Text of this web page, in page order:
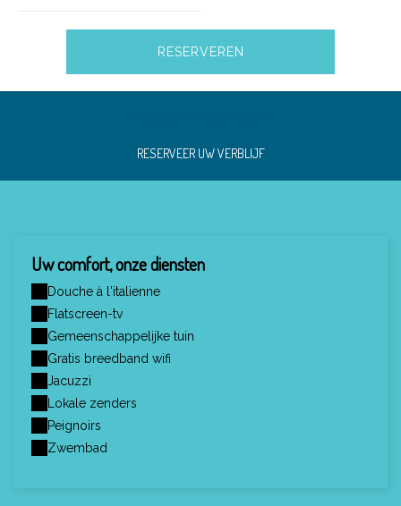
RESERVEREN
RESERVEER UW VERBLIJF
Uw comfort, onze diensten
Douche à l'italienne
Flatscreen-tv
Gemeenschappelijke tuin
Gratis breedband wifi
Jacuzzi
Lokale zenders
Peignoirs
Zwembad